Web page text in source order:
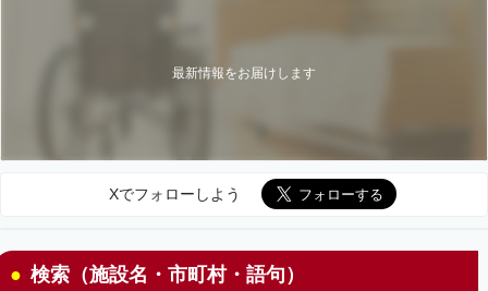
最新情報をお届けします
Xでフォローしよう
検索（施設名・市町村・語句）